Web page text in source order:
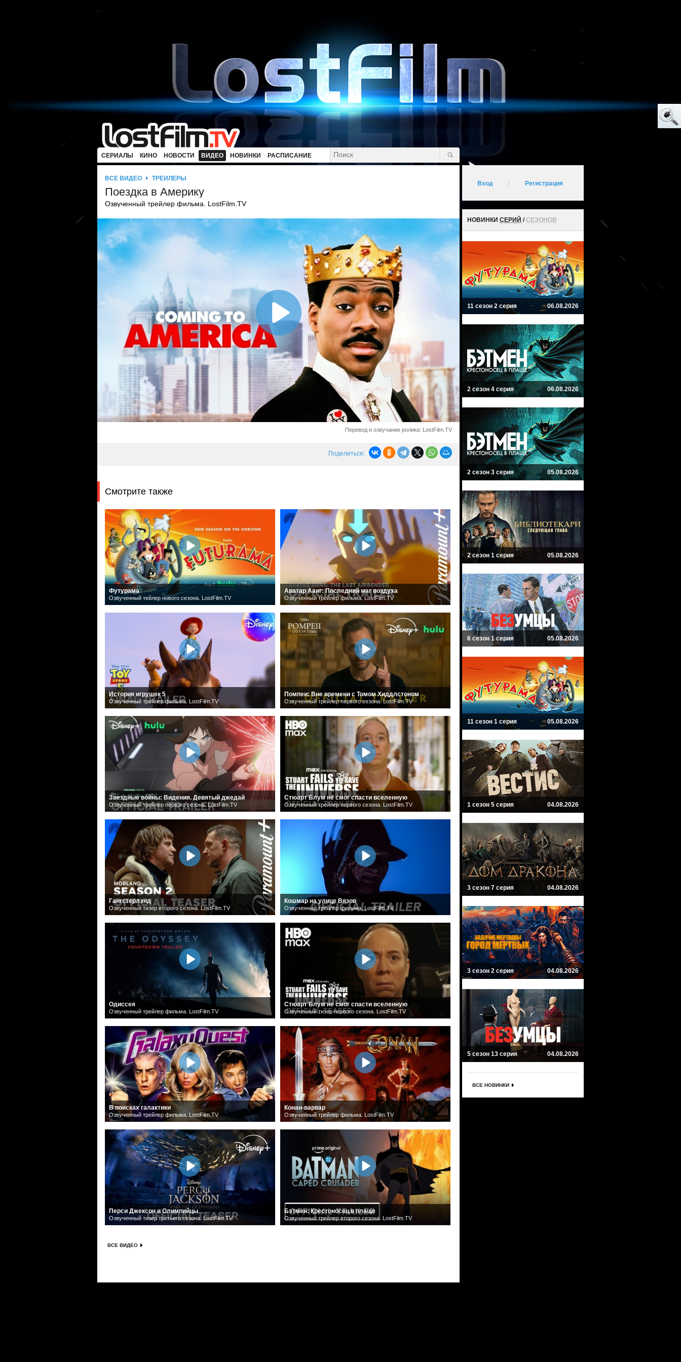
СЕРИАЛЫ КИНО НОВОСТИ ВИДЕО НОВИНКИ РАСПИСАНИЕ
ВСЕ ВИДЕО ТРЕЙЛЕРЫ
Поездка в Америку
Озвученный трейлер фильма. LostFilm.TV
Перевод и озвучание ролика: LostFilm.TV
Поделиться:
Смотрите также
Футурама
Озвученный тейлер нового сезона. LostFilm.TV
История игрушек 5
Озвученный трейлер фильма. LostFilm.TV
Звездные войны: Видения. Девятый джедай
Озвученный трейлер первого сезона. LostFilm.TV
Гангстерлэнд
Озвученный тизер второго сезона. LostFilm.TV
Одиссея
Озвученный трейлер фильма. LostFilm.TV
В поисках галактики
Озвученный трейлер фильма. LostFilm.TV
Перси Джексон и Олимпийцы
Озвученный тизер третьего сезона. LostFilm.TV
Аватар Аанг: Последний маг воздуха
Озвученный трейлер фильма. LostFilm.TV
Помпеи: Вне времени с Томом Хиддлстоном
Озвученный трейлер первого сезона. LostFilm.TV
Стюарт Блум не смог спасти вселенную
Озвученный трейлер первого сезона. LostFilm.TV
Кошмар на улице Вязов
Озвученный трейлер фильма. LostFilm.TV
Стюарт Блум не смог спасти вселенную
Озвученный тизер первого сезона. LostFilm.TV
Конан-варвар
Озвученный трейлер фильма. LostFilm.TV
Бэтмен: Крестоносец в плаще
Озвученный трейлер второго сезона. LostFilm.TV
ВСЕ ВИДЕО
Вход Регистрация
НОВИНКИ СЕРИЙ /СЕЗОНОВ
11 сезон 2 серия 06.08.2026
2 сезон 4 серия 06.08.2026
2 сезон 3 серия 05.08.2026
2 сезон 1 серия 05.08.2026
6 сезон 1 серия 05.08.2026
11 сезон 1 серия 05.08.2026
1 сезон 5 серия 04.08.2026
3 сезон 7 серия 04.08.2026
3 сезон 2 серия 04.08.2026
5 сезон 13 серия 04.08.2026
ВСЕ НОВИНКИ